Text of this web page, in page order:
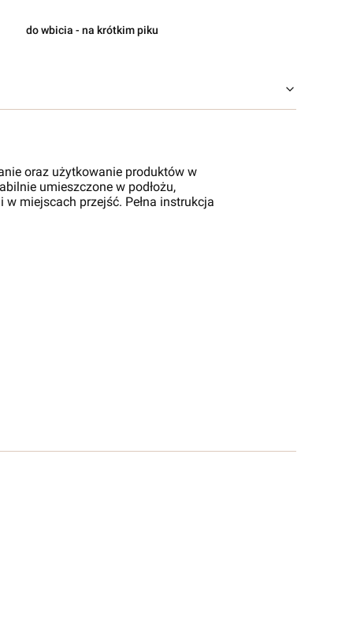
do wbicia - na krótkim piku
oraz użytkowanie produktów w
umieszczone w podłożu,
miejscach przejść. Pełna instrukcja